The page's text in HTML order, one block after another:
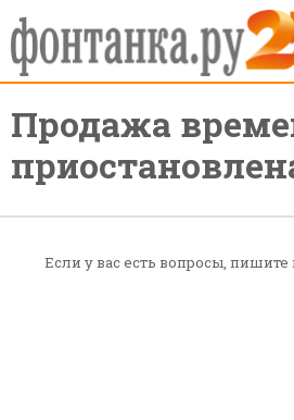
Продажа
Если у вас есть вопросы, пишите